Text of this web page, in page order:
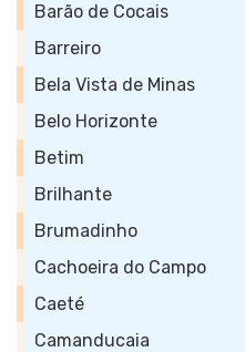
Barão de Cocais
Barreiro
Bela Vista de Minas
Belo Horizonte
Betim
Brilhante
Brumadinho
Cachoeira do Campo
Caeté
Camanducaia